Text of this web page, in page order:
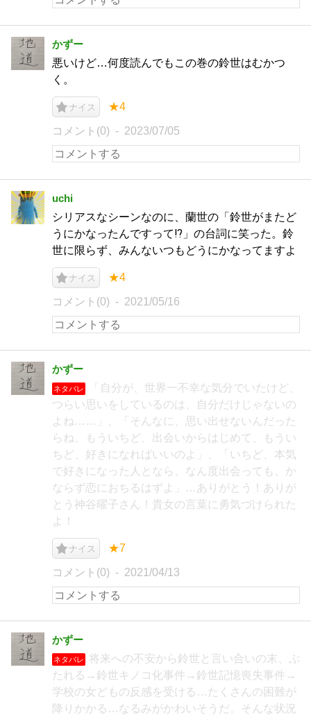
かずー
悪いけど…何度読んでもこの巻の鈴世はむかつ
く。
ナイス ★4
コメント(0) 2023/07/05
uchi
シリアスなシーンなのに、蘭世の「鈴世がまたど
うにかなったんですって⁉︎」の台詞に笑った。鈴
世に限らず、みんないつもどうにかなってますよ
ナイス ★4
コメント(0) 2021/05/16
かずー
ネタバレ
「自分が、世界一不幸な気分でいたけど、
つらい思いをしているのは、自分だけじゃないの
よね……」、「そんなに、思い出せないんだった
らね、もういちど、出会いからはじめて、もうい
ちど、好きになればいいのよ」、「いちど、本気
で好きになった人となら、なん度出会っても、か
ならず恋におちるはずよ」…ありがとう！ありが
とう神谷曜子さん！貴女の言葉に勇気づけられた
よ！
ナイス ★7
コメント(0) 2021/04/13
かずー
ネタバレ
将来への不安から鈴世と言い合いの末、ぶ
たれる→鈴世キノコ化事件→鈴世記憶喪失事件→
学校の女どもの反感を受ける…たくさんの困難が
降りかかる…なるみがかわいそうだ。そんな状況